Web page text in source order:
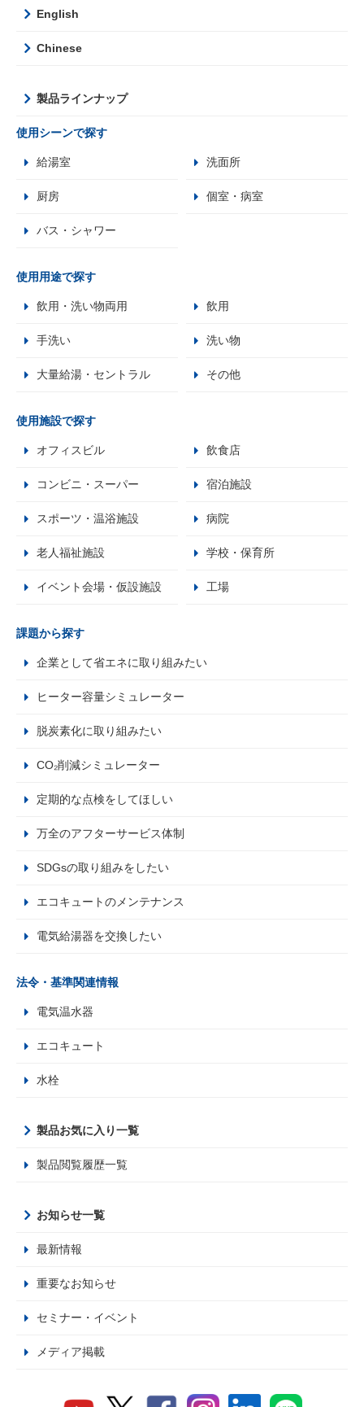
English
Chinese
製品ラインナップ
使用シーンで探す
給湯室 洗面所
厨房 個室・病室
バス・シャワー
使用用途で探す
飲用・洗い物両用 飲用
手洗い 洗い物
大量給湯・セントラル その他
使用施設で探す
オフィスビル 飲食店
コンビニ・スーパー 宿泊施設
スポーツ・温浴施設 病院
老人福祉施設 学校・保育所
イベント会場・仮設施設 工場
課題から探す
企業として省エネに取り組みたい
ヒーター容量シミュレーター
脱炭素化に取り組みたい
CO₂削減シミュレーター
定期的な点検をしてほしい
万全のアフターサービス体制
SDGsの取り組みをしたい
エコキュートのメンテナンス
電気給湯器を交換したい
法令・基準関連情報
電気温水器
エコキュート
水栓
製品お気に入り一覧
製品閲覧履歴一覧
お知らせ一覧
最新情報
重要なお知らせ
セミナー・イベント
メディア掲載